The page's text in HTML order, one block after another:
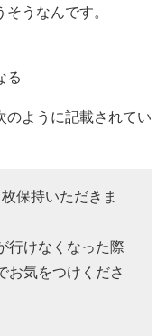
うなんです。
る
のように記載されてい
保持いただきま
行けなくなった際
お気をつけくださ